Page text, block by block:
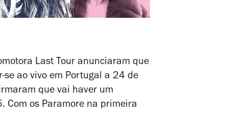
Last Tour anunciaram que
ao vivo em Portugal a 24 de
que vai haver um
Com os Paramore na primeira